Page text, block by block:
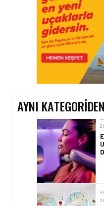
AYNI KATEGORIDEN